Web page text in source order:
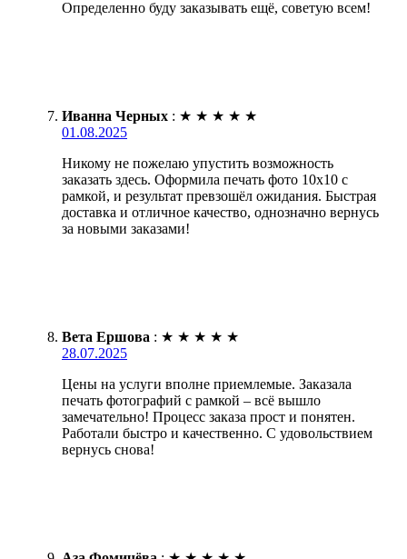
Определенно буду заказывать ещё, советую всем!
Иванна Черных : ★ ★ ★ ★ ★
01.08.2025
Никому не пожелаю упустить возможность
заказать здесь. Оформила печать фото 10х10 с
рамкой, и результат превзошёл ожидания. Быстрая
доставка и отличное качество, однозначно вернусь
за новыми заказами!
Вета Ершова : ★ ★ ★ ★ ★
28.07.2025
Цены на услуги вполне приемлемые. Заказала
печать фотографий с рамкой – всё вышло
замечательно! Процесс заказа прост и понятен.
Работали быстро и качественно. С удовольствием
вернусь снова!